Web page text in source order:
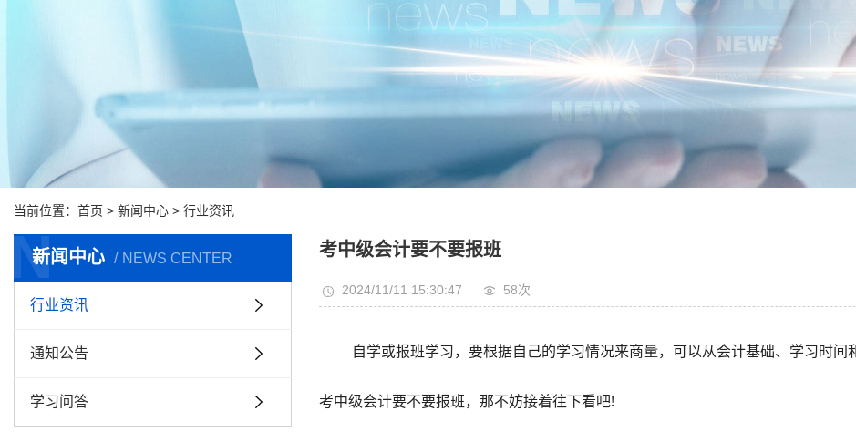
当前位置： 首页 > 新闻中心 > 行业资讯
新闻中心 NEWS CENTER
N
行业资讯
通知公告
学习问答
考中级会计要不要报班
2024/11/11 15:30:47 58次
自学或报班学习，要根据自己的学习情况来商量，可以从会计基础、学习时间
考中级会计要不要报班，那不妨接着往下看吧!